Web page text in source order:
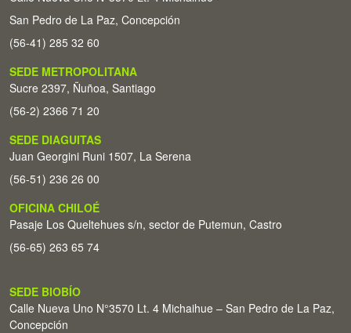
San Pedro de La Paz, Concepción
(56-41) 285 32 60
SEDE METROPOLITANA
Sucre 2397, Ñuñoa, Santiago
(56-2) 2366 71 20
SEDE DIAGUITAS
Juan Georgini Runi 1507, La Serena
(56-51) 236 26 00
OFICINA CHILOÉ
Pasaje Los Queltehues s/n, sector de Putemun, Castro
(56-65) 263 65 74
SEDE BIOBÍO
Calle Nueva Uno N°3570 Lt. 4 Michaihue – San Pedro de La Paz,
Concepción